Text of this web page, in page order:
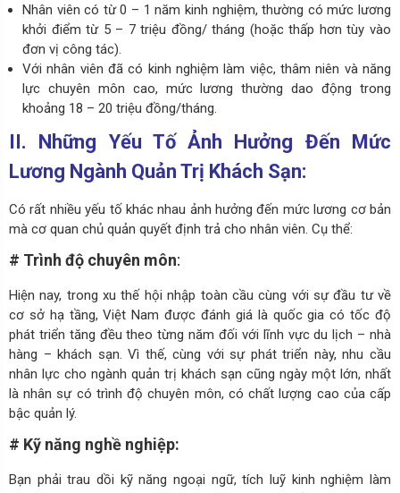
Nhân viên có từ 0 – 1 năm kinh nghiệm, thường có mức lương
khởi điểm từ 5 – 7 triệu đồng/ tháng (hoặc thấp hơn tùy vào
đơn vị công tác).
Với nhân viên đã có kinh nghiệm làm việc, thâm niên và năng
lực chuyên môn cao, mức lương thường dao động trong
khoảng 18 – 20 triệu đồng/tháng.
II. Những Yếu Tố Ảnh Hưởng Đến Mức
Lương Ngành Quản Trị Khách Sạn:
Có rất nhiều yếu tố khác nhau ảnh hưởng đến mức lương cơ bản
mà cơ quan chủ quản quyết định trả cho nhân viên. Cụ thể:
# Trình độ chuyên môn:
Hiện nay, trong xu thế hội nhập toàn cầu cùng với sự đầu tư về
cơ sở hạ tầng, Việt Nam được đánh giá là quốc gia có tốc độ
phát triển tăng đều theo từng năm đối với lĩnh vực du lịch – nhà
hàng – khách sạn. Vì thế, cùng với sự phát triển này, nhu cầu
nhân lực cho ngành quản trị khách sạn cũng ngày một lớn, nhất
là nhân sự có trình độ chuyên môn, có chất lượng cao của cấp
bậc quản lý.
# Kỹ năng nghề nghiệp:
Bạn phải trau dồi kỹ năng ngoại ngữ, tích luỹ kinh nghiệm làm